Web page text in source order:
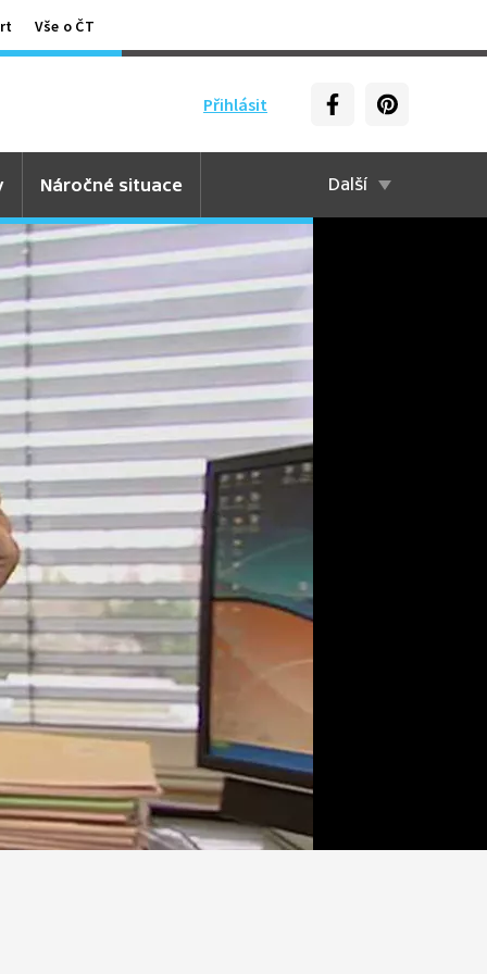
Vše o ČT
Přihlásit
Náročné situace Další